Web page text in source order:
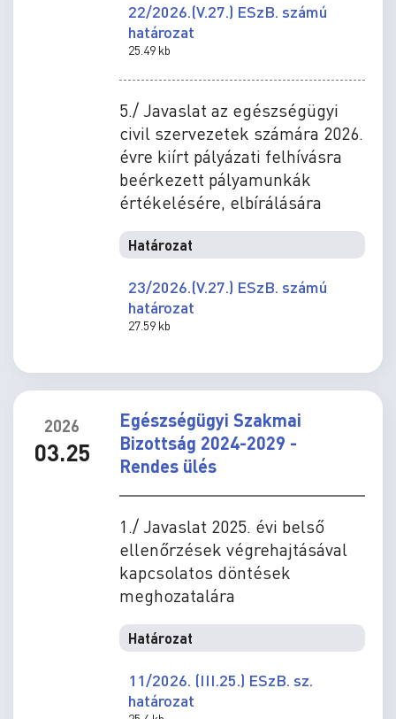
22/2026.(V.27.) ESzB. számú
határozat
25.49 kb
5./ Javaslat az egészségügyi
civil szervezetek számára 2026.
évre kiírt pályázati felhívásra
beérkezett pályamunkák
értékelésére, elbírálására
Határozat
23/2026.(V.27.) ESzB. számú
határozat
27.59 kb
2026
03.25
Egészségügyi Szakmai
Bizottság 2024-2029 -
Rendes ülés
1./ Javaslat 2025. évi belső
ellenőrzések végrehajtásával
kapcsolatos döntések
meghozatalára
Határozat
11/2026. (III.25.) ESzB. sz.
határozat